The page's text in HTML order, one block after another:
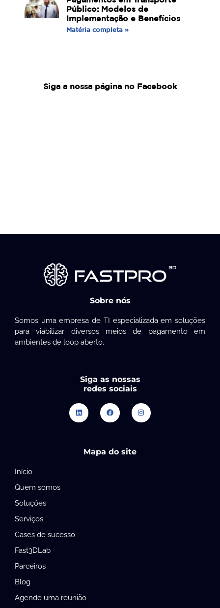
Público: Modelos de
Implementação e Benefícios
Matéria completa »
Siga a nossa página no Facebook
Sobre nós
Somos uma empresa de TI especializada em soluções
para viabilizar diversos meios de pagamento em
ambientes de loop aberto.
Siga as nossas
redes sociais
Mapa do site
Início
Quem somos
Soluções
Serviços
Cases de sucesso
Fast3DLab
Parceiros
Blog
Agende uma reunião